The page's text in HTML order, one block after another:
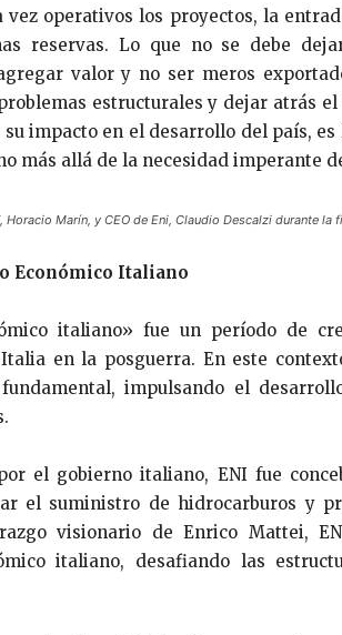
vez operativos los proyectos, la
reservas. Lo que no se debe
valor y no ser meros
estructurales y dejar atrás
impacto en el desarrollo del país, es
más allá de la necesidad imperante
Horacio Marín, y CEO de Eni, Claudio Descalzi durante la
Económico Italiano
italiano» fue un período de
en la posguerra. En este
impulsando el
el gobierno italiano, ENI fue
el suministro de hidrocarburos y
visionario de Enrico Mattei,
italiano, desafiando las